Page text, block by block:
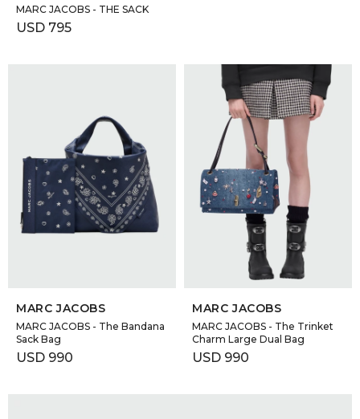
MARC JACOBS - THE SACK
USD 795
MARC JACOBS
MARC JACOBS - The Bandana
Sack Bag
USD 990
SELECCIONAR TALLE
MARC JACOBS
MARC JACOBS - The Trinket
Charm Large Dual Bag
USD 990